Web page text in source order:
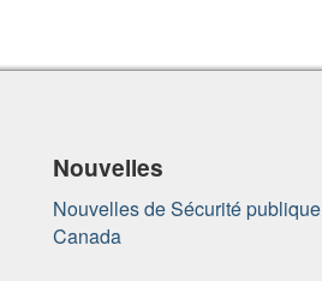
Nouvelles
Nouvelles de Sécurité publique
Canada